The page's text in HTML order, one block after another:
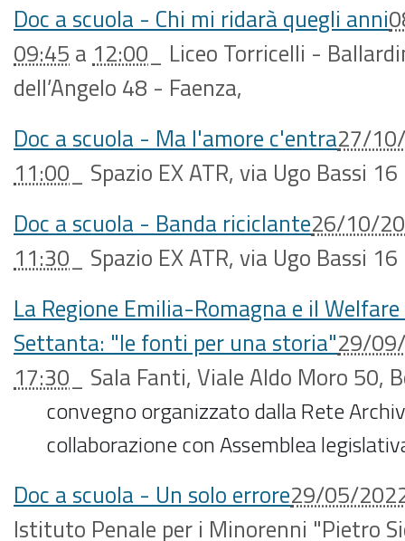
Doc a scuola - Chi mi ridarà quegli anni
09:45 a 12:00
Liceo Torricelli -
dell’Angelo 48 - Faenza,
Doc a scuola - Ma l'amore c'entra27/
11:00
Spazio EX ATR, via Ugo Bassi
Doc a scuola - Banda riciclante26/10/
11:30
Spazio EX ATR, via Ugo Bassi
La Regione Emilia-Romagna e il
Settanta: "le fonti per una storia"29/
17:30
Sala Fanti, Viale Aldo Moro 50,
convegno organizzato dalla Rete
collaborazione con Assemblea
Doc a scuola - Un solo errore29/05/
Istituto Penale per i Minorenni "Pietro